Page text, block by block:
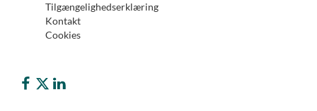
Tilgængelighedserklæring
Kontakt
Cookies
Børne- og Undervisningsministeriet på Facebook
Børne- og Undervisningsministeriet på Twitter (X)
Børne- og Undervisningsministeriet på LinkedIn